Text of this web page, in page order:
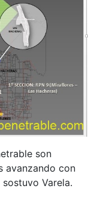
son
avanzando con
Varela.